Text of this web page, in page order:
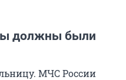
должны были
МЧС России